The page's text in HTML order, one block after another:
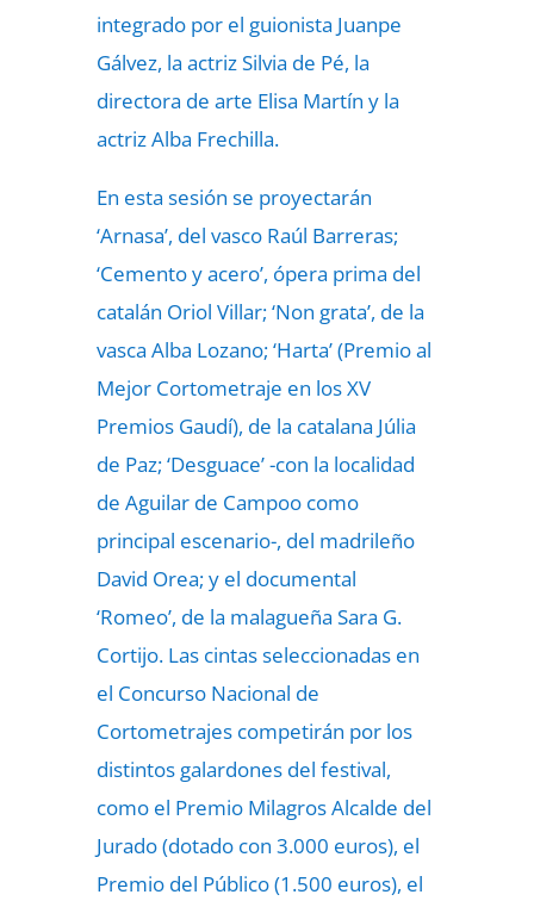
integrado por el guionista Juanpe
Gálvez, la actriz Silvia de Pé, la
directora de arte Elisa Martín y la
actriz Alba Frechilla.
En esta sesión se proyectarán
‘Arnasa’, del vasco Raúl Barreras;
‘Cemento y acero’, ópera prima del
catalán Oriol Villar; ‘Non grata’, de la
vasca Alba Lozano; ‘Harta’ (Premio al
Mejor Cortometraje en los XV
Premios Gaudí), de la catalana Júlia
de Paz; ‘Desguace’ -con la localidad
de Aguilar de Campoo como
principal escenario-, del madrileño
David Orea; y el documental
‘Romeo’, de la malagueña Sara G.
Cortijo. Las cintas seleccionadas en
el Concurso Nacional de
Cortometrajes competirán por los
distintos galardones del festival,
como el Premio Milagros Alcalde del
Jurado (dotado con 3.000 euros), el
Premio del Público (1.500 euros), el